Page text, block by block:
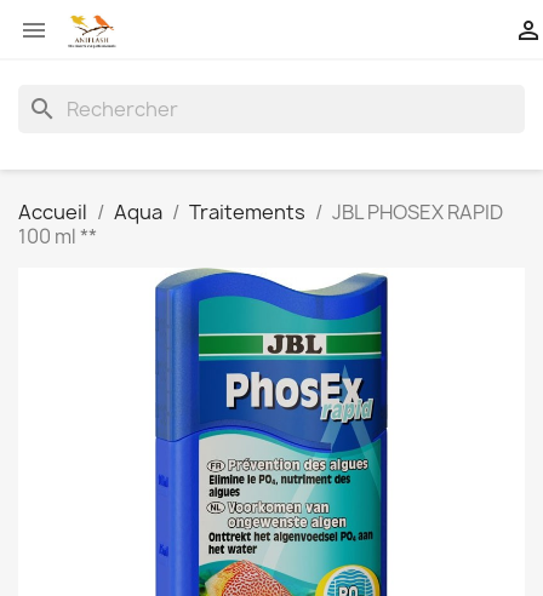
 
search
Accueil Aqua Traitements
JBL PHOSEX RAPID
100 ml **